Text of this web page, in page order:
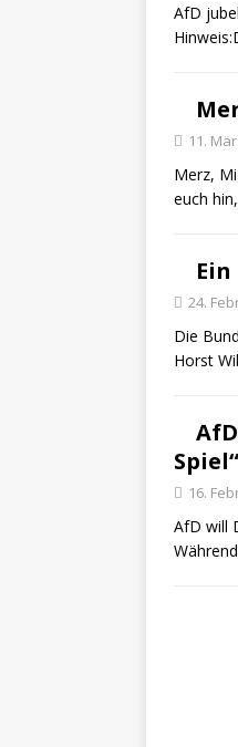
AfD
11.
Merz,
euch
24.
Die
Horst
Spiel“
16.
AfD will